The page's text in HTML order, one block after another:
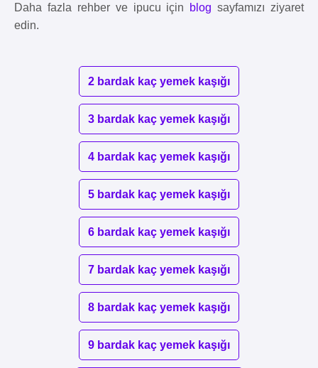
Daha fazla rehber ve ipucu için blog sayfamızı ziyaret
edin.
2 bardak kaç yemek kaşığı
3 bardak kaç yemek kaşığı
4 bardak kaç yemek kaşığı
5 bardak kaç yemek kaşığı
6 bardak kaç yemek kaşığı
7 bardak kaç yemek kaşığı
8 bardak kaç yemek kaşığı
9 bardak kaç yemek kaşığı